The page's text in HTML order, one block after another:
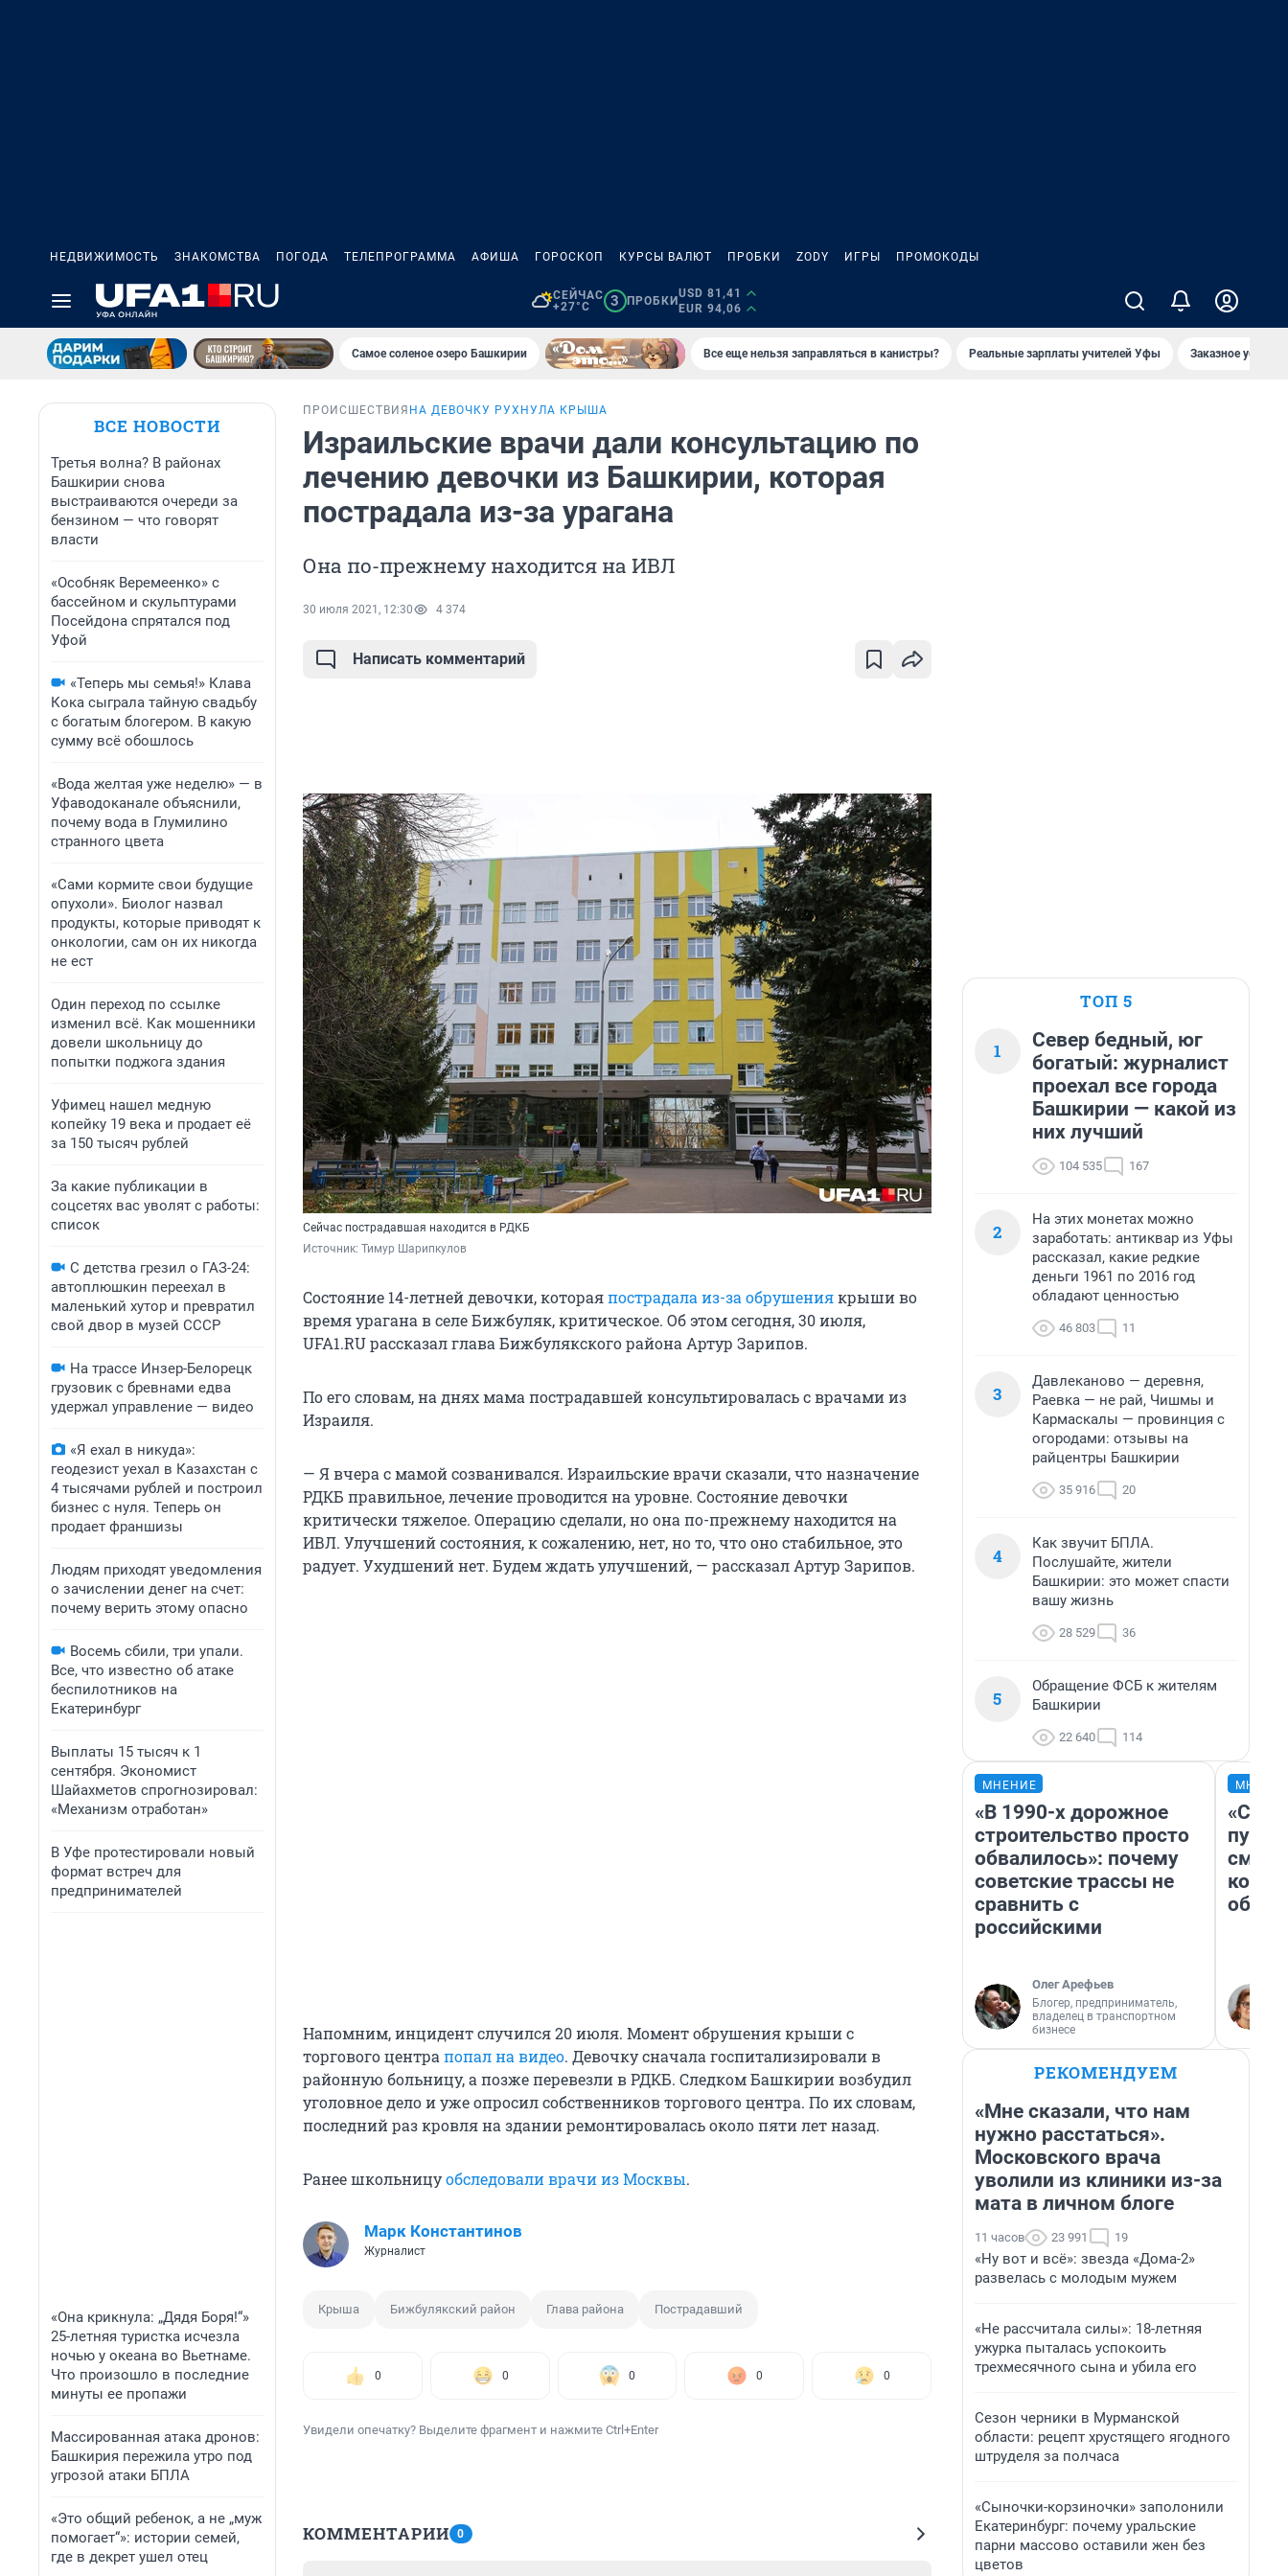
НЕДВИЖИМОСТЬ ЗНАКОМСТВА ПОГОДА ТЕЛЕПРОГРАММА АФИША ГОРОСКОП КУРСЫ ВАЛЮТ ПРОБКИ ZODY ИГРЫ ПРОМОКОДЫ
СЕЙЧАС
+27°C
3 ПРОБКИ
USD 81,41
EUR 94,06
Самое соленое озеро Башкирии Все еще нельзя заправляться в канистры? Реальные зарплаты учителей Уфы Заказное
ВСЕ НОВОСТИ
Третья волна? В районах
Башкирии снова
выстраиваются очереди за
бензином — что говорят
власти
«Особняк Веремеенко» с
бассейном и скульптурами
Посейдона спрятался под
Уфой
«Теперь мы семья!» Клава
Кока сыграла тайную свадьбу
с богатым блогером. В какую
сумму всё обошлось
«Вода желтая уже неделю» — в
Уфаводоканале объяснили,
почему вода в Глумилино
странного цвета
«Сами кормите свои будущие
опухоли». Биолог назвал
продукты, которые приводят к
онкологии, сам он их никогда
не ест
Один переход по ссылке
изменил всё. Как мошенники
довели школьницу до
попытки поджога здания
Уфимец нашел медную
копейку 19 века и продает её
за 150 тысяч рублей
За какие публикации в
соцсетях вас уволят с работы:
список
С детства грезил о ГАЗ-24:
автоплюшкин переехал в
маленький хутор и превратил
свой двор в музей СССР
На трассе Инзер-Белорецк
грузовик с бревнами едва
удержал управление — видео
«Я ехал в никуда»:
геодезист уехал в Казахстан с
4 тысячами рублей и построил
бизнес с нуля. Теперь он
продает франшизы
Людям приходят уведомления
о зачислении денег на счет:
почему верить этому опасно
Восемь сбили, три упали.
Все, что известно об атаке
беспилотников на
Екатеринбург
Выплаты 15 тысяч к 1
сентября. Экономист
Шайахметов спрогнозировал:
«Механизм отработан»
В Уфе протестировали новый
формат встреч для
предпринимателей
«Она крикнула: „Дядя Боря!“»
25-летняя туристка исчезла
ночью у океана во Вьетнаме.
Что произошло в последние
минуты ее пропажи
Массированная атака дронов:
Башкирия пережила утро под
угрозой атаки БПЛА
«Это общий ребенок, а не „муж
помогает“»: истории семей,
где в декрет ушел отец
ПРОИСШЕСТВИЯ НА ДЕВОЧКУ РУХНУЛА КРЫША
Израильские врачи дали консультацию по
лечению девочки из Башкирии, которая
пострадала из-за урагана
Она по-прежнему находится на ИВЛ
30 июля 2021, 12:30 4 374
Написать комментарий
Сейчас пострадавшая находится в РДКБ
Источник: Тимур Шарипкулов
Состояние 14-летней девочки, котораяпострадала из-за обрушениякрыши во
время урагана в селе Бижбуляк, критическое. Об этом сегодня, 30 июля,
UFA1.RU рассказал глава Бижбулякского района Артур Зарипов.
По его словам, на днях мама пострадавшей консультировалась с врачами из
Израиля.
— Я вчера с мамой созванивался. Израильские врачи сказали, что назначение
РДКБ правильное, лечение проводится на уровне. Состояние девочки
критически тяжелое. Операцию сделали, но она по-прежнему находится на
ИВЛ. Улучшений состояния, к сожалению, нет, но то, что оно стабильное, это
радует. Ухудшений нет. Будем ждать улучшений, — рассказал Артур Зарипов.
Напомним, инцидент случился 20 июля. Момент обрушения крыши с
торгового центра попал на видео. Девочку сначала госпитализировали в
районную больницу, а позже перевезли в РДКБ. Следком Башкирии возбудил
уголовное дело и уже опросил собственников торгового центра. По их словам,
последний раз кровля на здании ремонтировалась около пяти лет назад.
Ранее школьницуобследовали врачи из Москвы.
Марк Константинов
Журналист
Крыша Бижбулякский район Глава района Пострадавший
0 0 0 0 0
Увидели опечатку? Выделите фрагмент и нажмите Ctrl+Enter
КОММЕНТАРИИ 0
ТОП 5
1
Север бедный, юг
богатый: журналист
проехал все города
Башкирии — какой из
них лучший
104 535 167
2
На этих монетах можно
заработать: антиквар из Уфы
рассказал, какие редкие
деньги 1961 по 2016 год
обладают ценностью
46 803 11
3
Давлеканово — деревня,
Раевка — не рай, Чишмы и
Кармаскалы — провинция с
огородами: отзывы на
райцентры Башкирии
35 916 20
4
Как звучит БПЛА.
Послушайте, жители
Башкирии: это может спасти
вашу жизнь
28 529 36
5
Обращение ФСБ к жителям
Башкирии
22 640 114
МНЕНИЕ
«В 1990-х дорожное
строительство просто
обвалилось»: почему
советские трассы не
сравнить с
российскими
Олег Арефьев
Блогер, предприниматель,
владелец в транспортном
бизнесе
РЕКОМЕНДУЕМ
«Мне сказали, что нам
нужно расстаться».
Московского врача
уволили из клиники из-за
мата в личном блоге
11 часов 23 991 19
«Ну вот и всё»: звезда «Дома-2»
развелась с молодым мужем
«Не рассчитала силы»: 18-летняя
ужурка пыталась успокоить
трехмесячного сына и убила его
Сезон черники в Мурманской
области: рецепт хрустящего ягодного
штруделя за полчаса
«Сыночки-корзиночки» заполонили
Екатеринбург: почему уральские
парни массово оставили жен без
цветов